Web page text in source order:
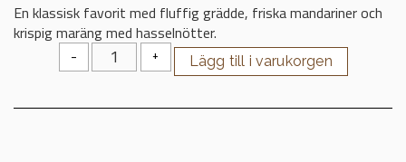
En klassisk favorit med fluffig grädde, friska mandariner och
krispig maräng med hasselnötter.
- +